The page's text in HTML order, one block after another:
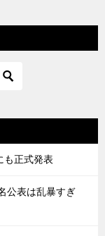
も正式発表
公表は乱暴すぎ